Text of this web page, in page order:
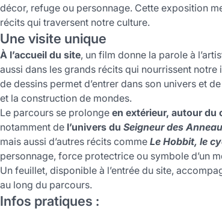
décor, refuge ou personnage. Cette exposition
récits qui traversent notre culture.
Une visite unique
À l’accueil du site, un film donne la parole à
aussi dans les grands récits qui nourrissent
de dessins permet d’entrer dans son univers et
et la construction de mondes.
Le parcours se prolonge en extérieur, autour du
notamment de l’univers du Seigneur des
mais aussi d’autres récits comme Le Hobbit, le
personnage, force protectrice ou symbole d’un
Un feuillet, disponible à l’entrée du site,
au long du parcours.
Infos pratiques :